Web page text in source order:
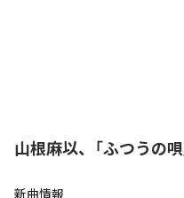
山根麻以、「ふつうの
新曲情報